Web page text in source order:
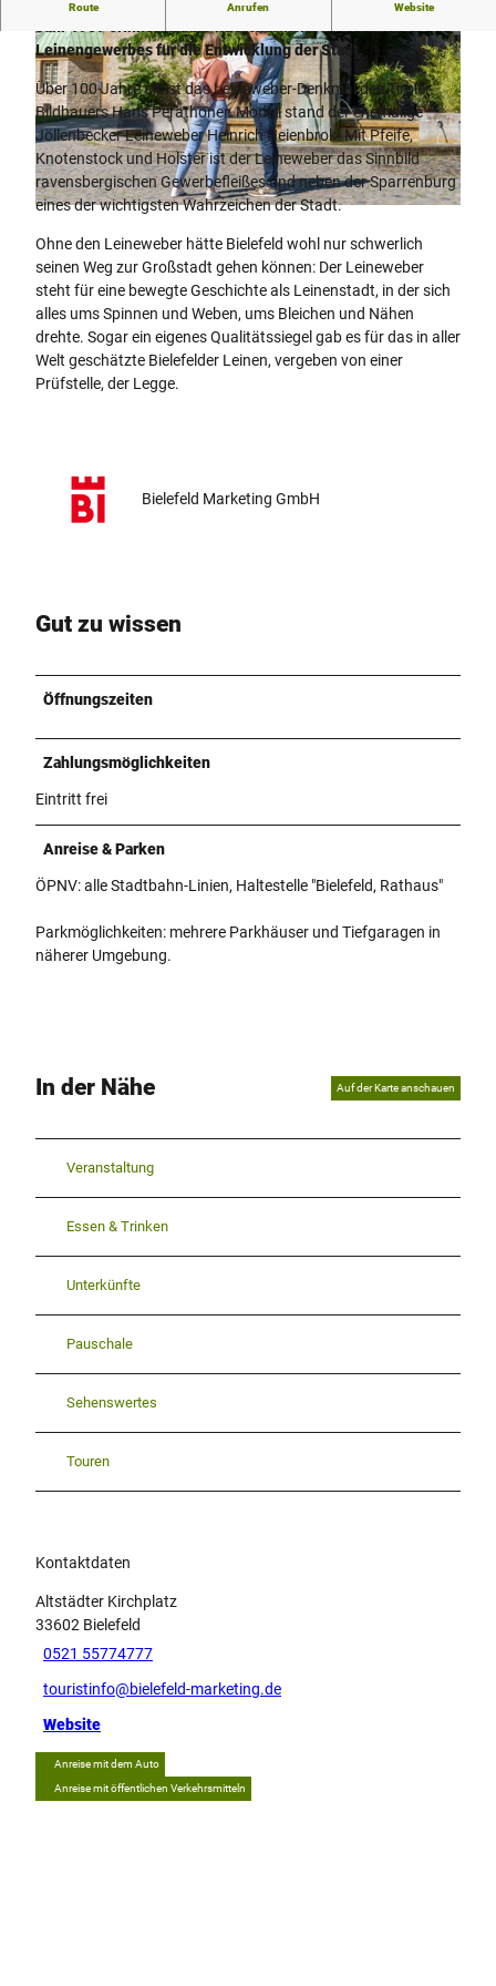
© Bielefeld Marketing GmbH / D. Ketz, Dominik Ketz |CC-BY-SA
© Teutoburger Wald Tourismus, P. Gawandtka
Route Anrufen Website
Leinengewerbes für die Entwicklung der Stadt.
Über 100 Jahre alt ist das Leineweber-Denkmal des Tiroler
Bildhauers Hans Perathoner. Modell stand der ehemalige
Jöllenbecker Leineweber Heinrich Heienbrok. Mit Pfeife,
Knotenstock und Holster ist der Leineweber das Sinnbild
ravensbergischen Gewerbefleißes und neben der Sparrenburg
eines der wichtigsten Wahrzeichen der Stadt.
Ohne den Leineweber hätte Bielefeld wohl nur schwerlich
seinen Weg zur Großstadt gehen können: Der Leineweber
steht für eine bewegte Geschichte als Leinenstadt, in der sich
alles ums Spinnen und Weben, ums Bleichen und Nähen
drehte. Sogar ein eigenes Qualitätssiegel gab es für das in aller
Welt geschätzte Bielefelder Leinen, vergeben von einer
Prüfstelle, der Legge.
Bielefeld Marketing GmbH
Gut zu wissen
Öffnungszeiten
Zahlungsmöglichkeiten
Eintritt frei
Anreise & Parken
ÖPNV: alle Stadtbahn-Linien, Haltestelle "Bielefeld, Rathaus"
Parkmöglichkeiten: mehrere Parkhäuser und Tiefgaragen in
näherer Umgebung.
In der Nähe Auf der Karte anschauen
Veranstaltung
Essen & Trinken
Unterkünfte
Pauschale
Sehenswertes
Touren
Kontaktdaten
Altstädter Kirchplatz
33602 Bielefeld
0521 55774777
touristinfo@bielefeld-marketing.de
Website
Anreise mit dem Auto
Anreise mit öffentlichen Verkehrsmitteln